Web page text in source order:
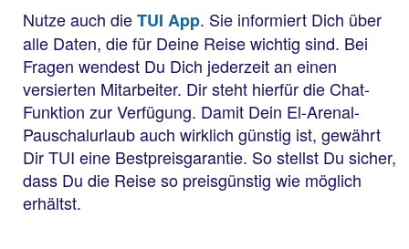
Nutze auch dieTUI App. Sie informiert Dich über
alle Daten, die für Deine Reise wichtig sind. Bei
Fragen wendest Du Dich jederzeit an einen
versierten Mitarbeiter. Dir steht hierfür die Chat-
Funktion zur Verfügung. Damit Dein El-Arenal-
Pauschalurlaub auch wirklich günstig ist, gewährt
Dir TUI eine Bestpreisgarantie. So stellst Du sicher,
dass Du die Reise so preisgünstig wie möglich
erhältst.